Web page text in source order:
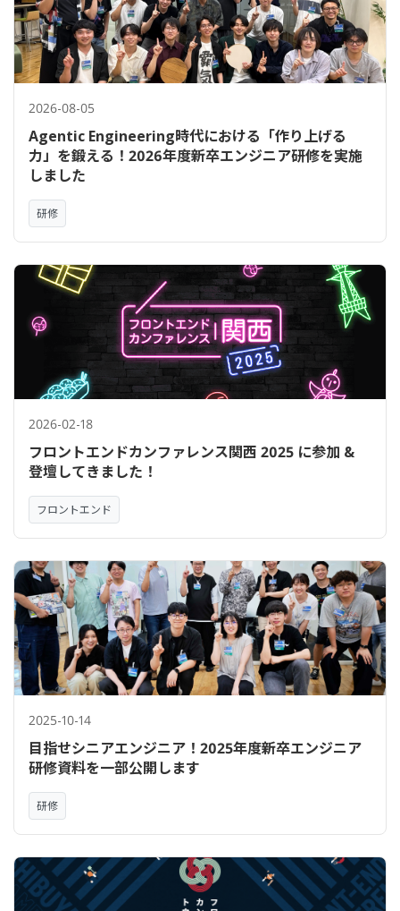
2026-08-05
Agentic Engineering時代における「作り上げる
力」を鍛える！2026年度新卒エンジニア研修を実施
しました
研修
2026-02-18
フロントエンドカンファレンス関西 2025 に参加 &
登壇してきました！
フロントエンド
2025-10-14
目指せシニアエンジニア！2025年度新卒エンジニア
研修資料を一部公開します
研修